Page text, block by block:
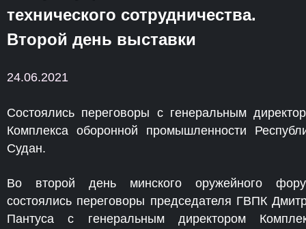
технического сотрудничества.
Второй день выставки
24.06.2021
Состоялись переговоры с генеральным
Комплекса оборонной промышленности
Судан.
Во второй день минского оружейного
состоялись переговоры председателя ГВПК
Пантуса с генеральным директором